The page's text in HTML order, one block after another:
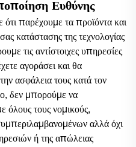
Ευθύνης
ότι παρέχουμε τα προϊόντα και
κατάστασης της τεχνολογίας
τις αντίστοιχες υπηρεσίες
αγοράσει και θα
ασφάλεια τους κατά τον
δεν μπορούμε να
τους νομικούς,
αλλά όχι
ή της απώλειας